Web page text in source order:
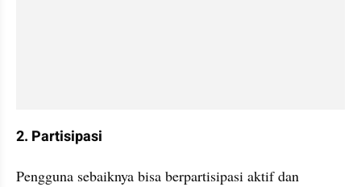
2. Partisipasi
Pengguna sebaiknya bisa berpartisipasi aktif dan